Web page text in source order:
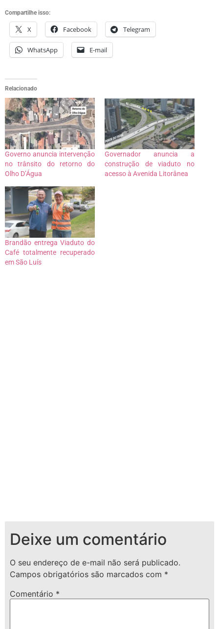
Compartilhe isso:
X Facebook Telegram
WhatsApp E-mail
Relacionado
Governo anuncia intervenção
no trânsito do retorno do
Olho D’Água
Governador anuncia a
construção de viaduto no
acesso à Avenida Litorânea
Brandão entrega Viaduto do
Café totalmente recuperado
em São Luís
Deixe um comentário
O seu endereço de e-mail não será publicado.
Campos obrigatórios são marcados com *
Comentário *